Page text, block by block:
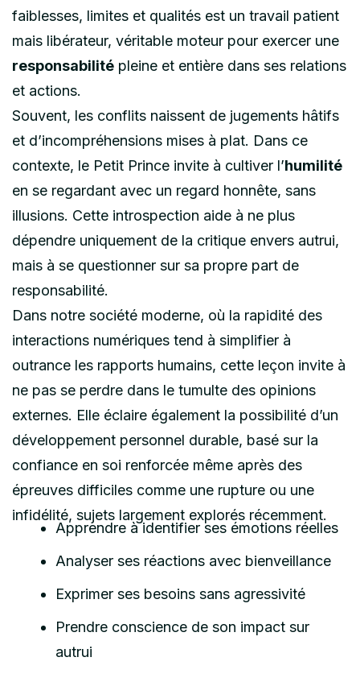
faiblesses, limites et qualités est un travail patient
mais libérateur, véritable moteur pour exercer une
responsabilité pleine et entière dans ses relations
et actions.
Souvent, les conflits naissent de jugements hâtifs
et d’incompréhensions mises à plat. Dans ce
contexte, le Petit Prince invite à cultiver l’humilité
en se regardant avec un regard honnête, sans
illusions. Cette introspection aide à ne plus
dépendre uniquement de la critique envers autrui,
mais à se questionner sur sa propre part de
responsabilité.
Dans notre société moderne, où la rapidité des
interactions numériques tend à simplifier à
outrance les rapports humains, cette leçon invite à
ne pas se perdre dans le tumulte des opinions
externes. Elle éclaire également la possibilité d’un
développement personnel durable, basé sur la
confiance en soi renforcée même après des
épreuves difficiles comme une rupture ou une
infidélité, sujets largement explorés récemment.
Apprendre à identifier ses émotions réelles
Analyser ses réactions avec bienveillance
Exprimer ses besoins sans agressivité
Prendre conscience de son impact sur
autrui